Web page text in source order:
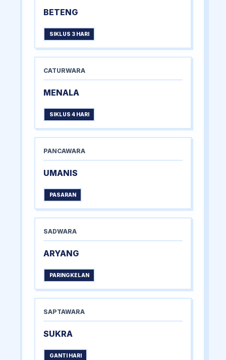
BETENG
SIKLUS 3 HARI
CATURWARA
MENALA
SIKLUS 4 HARI
PANCAWARA
UMANIS
PASARAN
SADWARA
ARYANG
PARINGKELAN
SAPTAWARA
SUKRA
GANTI HARI